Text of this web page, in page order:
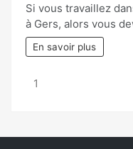
Si vous travaillez
à Gers, alors vous
En savoir plus
Page:
1